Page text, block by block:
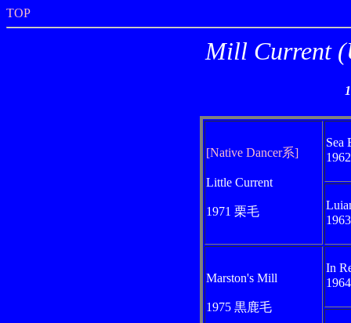
TOP
Mill Current
[Native Dancer系]
Little Current
1971 栗毛
Sea
Marston's Mill
1975 黒鹿毛
In